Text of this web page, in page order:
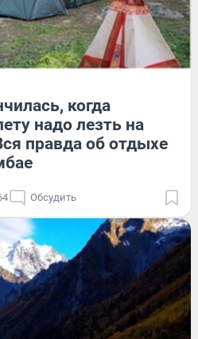
когда
надо лезть на
правда об отдыхе
Обсудить